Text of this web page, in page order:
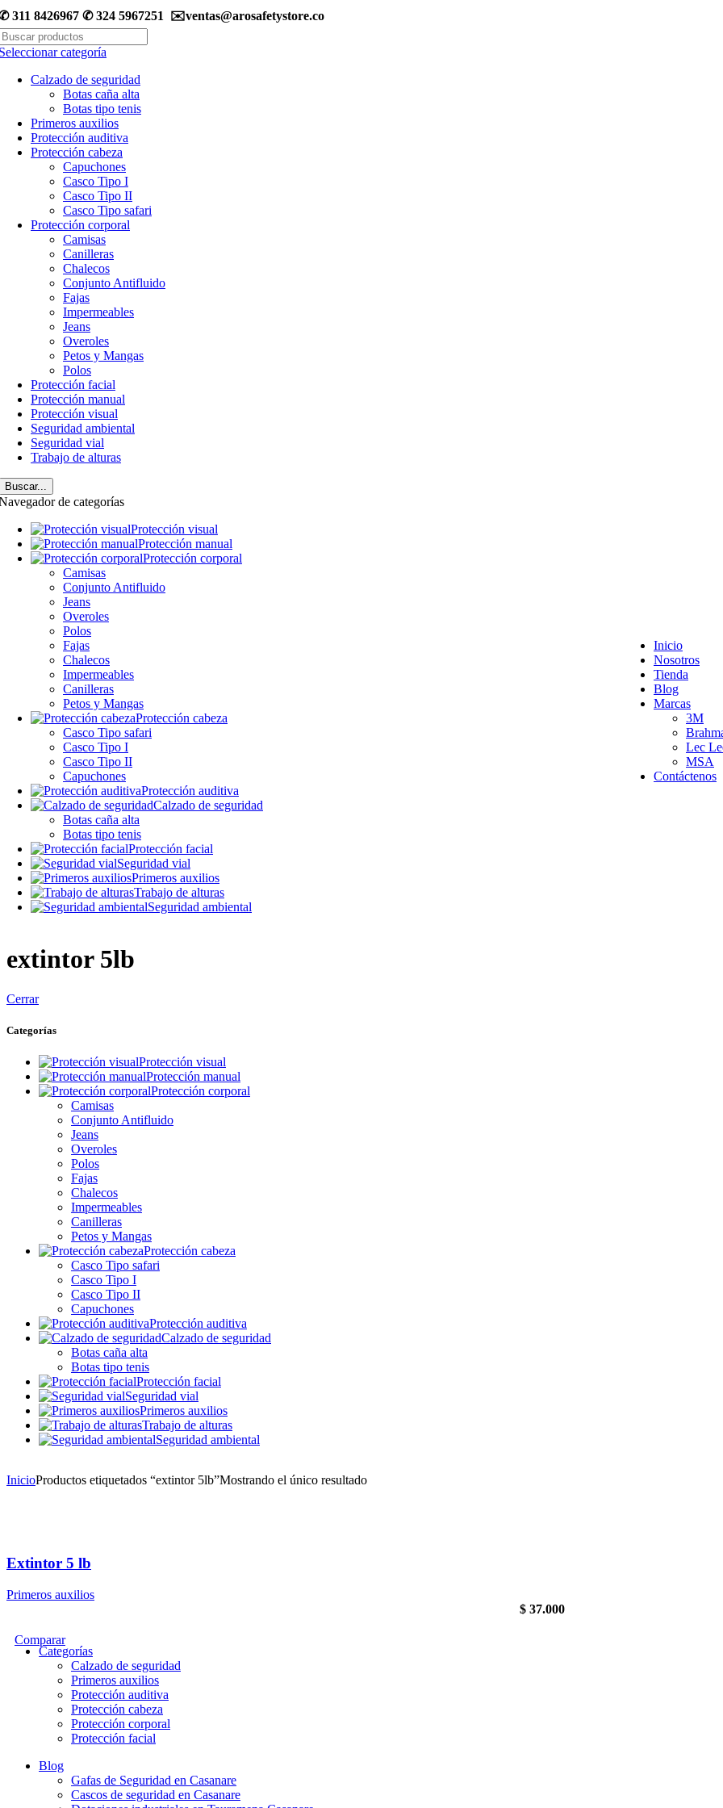
311 8426967 ✆ 324 5967251 ✉️ventas@arosafetystore.co
categoría
Calzado de seguridad
Botas caña alta
Botas tipo tenis
Primeros auxilios
Protección auditiva
Protección cabeza
Capuchones
Casco Tipo I
Casco Tipo II
Casco Tipo safari
Protección corporal
Camisas
Canilleras
Chalecos
Conjunto Antifluido
Fajas
Impermeables
Jeans
Overoles
Petos y Mangas
Polos
Protección facial
Protección manual
Protección visual
Seguridad ambiental
Seguridad vial
Trabajo de alturas
Buscar...
de categorías
Protección visual
Protección manual
Protección corporal
Camisas
Conjunto Antifluido
Jeans
Overoles
Polos
Fajas
Chalecos
Impermeables
Canilleras
Petos y Mangas
Protección cabeza
Casco Tipo safari
Casco Tipo I
Casco Tipo II
Capuchones
Protección auditiva
Calzado de seguridad
Botas caña alta
Botas tipo tenis
Protección facial
Seguridad vial
Primeros auxilios
Trabajo de alturas
Seguridad ambiental
Inicio
Nosotros
Tienda
Blog
Marcas
3M
Lec
MSA
Contáctenos
extintor 5lb
Cerrar
Categorías
Protección visual
Protección manual
Protección corporal
Camisas
Conjunto Antifluido
Jeans
Overoles
Polos
Fajas
Chalecos
Impermeables
Canilleras
Petos y Mangas
Protección cabeza
Casco Tipo safari
Casco Tipo I
Casco Tipo II
Capuchones
Protección auditiva
Calzado de seguridad
Botas caña alta
Botas tipo tenis
Protección facial
Seguridad vial
Primeros auxilios
Trabajo de alturas
Seguridad ambiental
InicioProductos etiquetados “extintor 5lb”Mostrando el único resultado
Comparar
Extintor 5 lb
Primeros auxilios
$ 37.000
Categorías
Calzado de seguridad
Primeros auxilios
Protección auditiva
Protección cabeza
Protección corporal
Protección facial
Blog
Gafas de Seguridad en Casanare
Cascos de seguridad en Casanare